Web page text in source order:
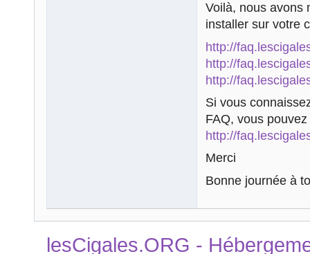
Voilà, nous avons
installer sur votre
http://
http://
http://
Si vous
FAQ, vous
http://
Merci
Bonne journée à
lesCigales.ORG -